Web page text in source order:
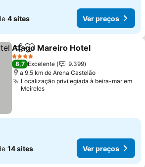
4 sites Ver preços
PartilharAdicionar aos favoritos
Afago Mareiro Hotel
4 Estrelas
8,7 Excelente
9.399
a 9.5 km de Arena Castelão
Localização privilegiada à beira-mar em
Meireles
14 sites Ver preços